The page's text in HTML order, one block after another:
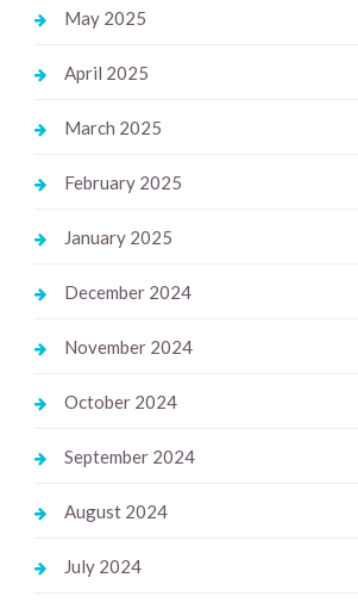
May 2025
April 2025
March 2025
February 2025
January 2025
December 2024
November 2024
October 2024
September 2024
August 2024
July 2024